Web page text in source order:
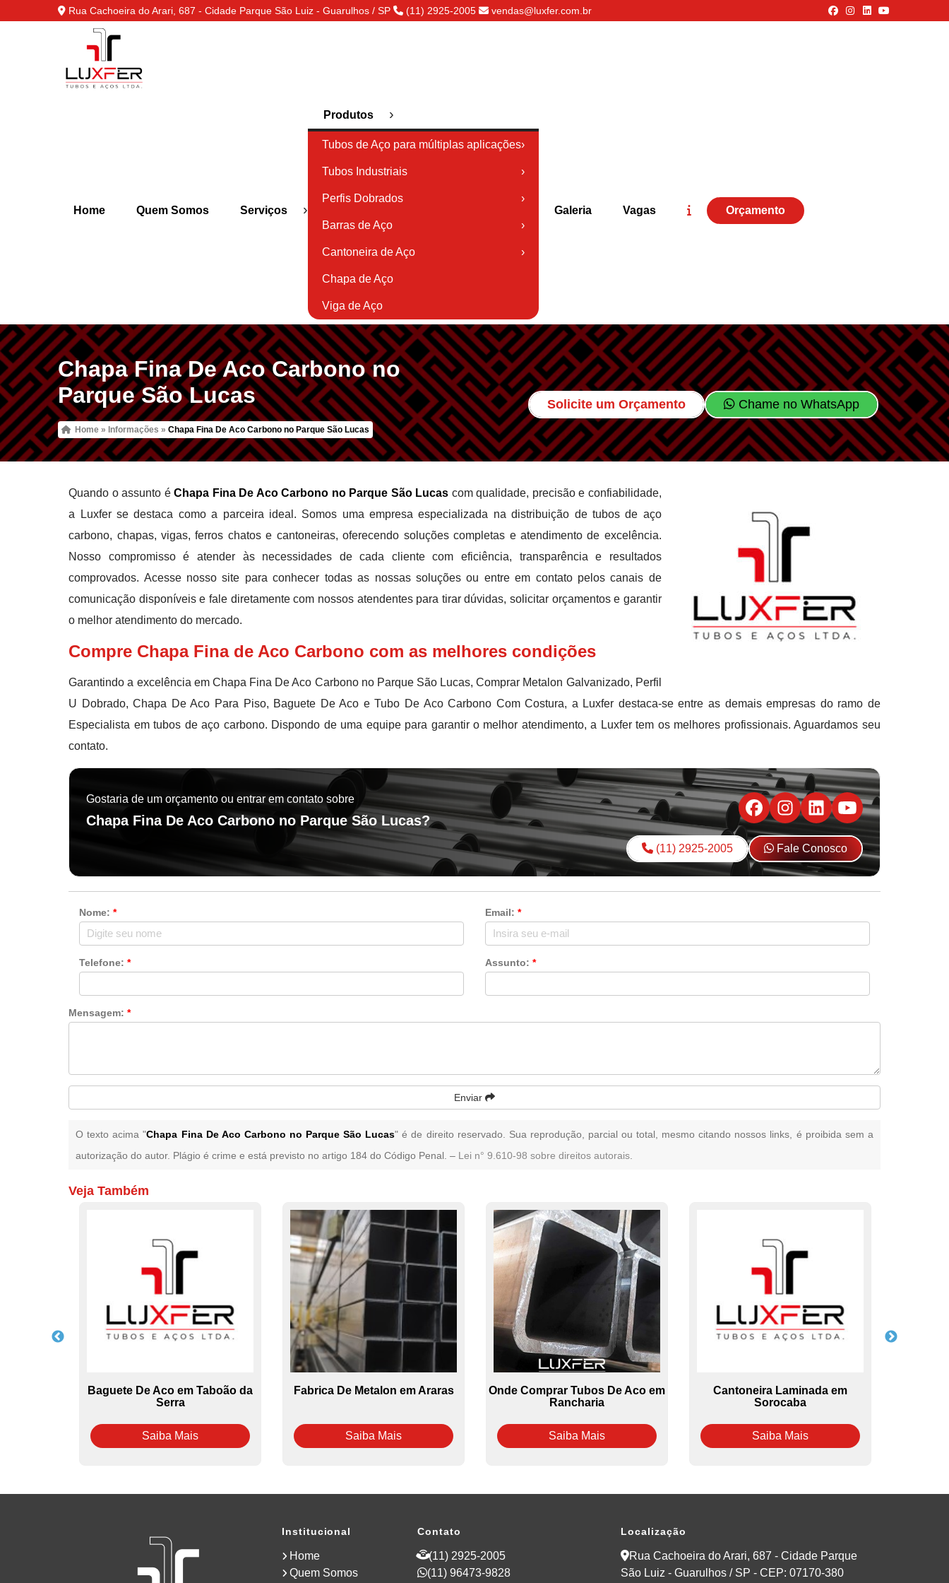
Rua Cachoeira do Arari, 687 - Cidade Parque São Luiz - Guarulhos / SP (11) 2925-2005 vendas@luxfer.com.br
Home Quem Somos Serviços ›
Produtos ›
Tubos de Aço para múltiplas aplicações›
Tubos Industriais ›
Perfis Dobrados ›
Barras de Aço ›
Cantoneira de Aço ›
Chapa de Aço
Viga de Aço
Galeria Vagas Orçamento
Chapa Fina De Aco Carbono no
Parque São Lucas
Home »Informações »Chapa Fina De Aco Carbono no Parque São Lucas
Solicite um Orçamento Chame no WhatsApp
Quando o assunto éChapa Fina De Aco Carbono no Parque São Lucas com qualidade, precisão e confiabilidade,
a Luxfer se destaca como a parceira ideal. Somos uma empresa especializada na distribuição de tubos de aço
carbono, chapas, vigas, ferros chatos e cantoneiras, oferecendo soluções completas e atendimento de excelência.
Nosso compromisso é atender às necessidades de cada cliente com eficiência, transparência e resultados
comprovados. Acesse nosso site para conhecer todas as nossas soluções ou entre em contato pelos canais de
comunicação disponíveis e fale diretamente com nossos atendentes para tirar dúvidas, solicitar orçamentos e garantir
o melhor atendimento do mercado.
Compre Chapa Fina de Aco Carbono com as melhores condições
Garantindo a excelência em Chapa Fina De Aco Carbono no Parque São Lucas, Comprar Metalon Galvanizado, Perfil
U Dobrado, Chapa De Aco Para Piso, Baguete De Aco e Tubo De Aco Carbono Com Costura, a Luxfer destaca-se entre as demais empresas do ramo de
Especialista em tubos de aço carbono. Dispondo de uma equipe para garantir o melhor atendimento, a Luxfer tem os melhores profissionais. Aguardamos seu
contato.
Gostaria de um orçamento ou entrar em contato sobre
Chapa Fina De Aco Carbono no Parque São Lucas?
(11) 2925-2005 Fale Conosco
Nome:* Email: *
Telefone:* Assunto: *
Mensagem:*
Enviar
O texto acima "Chapa Fina De Aco Carbono no Parque São Lucas" é de direito reservado. Sua reprodução, parcial ou total, mesmo citando nossos links, é proibida sem a
autorização do autor. Plágio é crime e está previsto no artigo 184 do Código Penal. – Lei n° 9.610-98 sobre direitos autorais
Veja Também
Baguete De Aco em Taboão da
Serra
Saiba Mais
Fabrica De Metalon em Araras
Saiba Mais
Onde Comprar Tubos De Aco em
Rancharia
Saiba Mais
Cantoneira Laminada em
Sorocaba
Saiba Mais
Institucional
Home
Quem Somos
Contato
(11) 2925-2005
(11) 96473-9828
Localização
Rua Cachoeira do Arari, 687 - Cidade Parque
São Luiz - Guarulhos / SP - CEP: 07170-380